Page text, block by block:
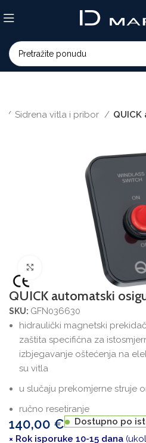
Sidrena vitla i pribor
Povećajte sliku
QUICK automatski
SKU: GFN036630
hidraulički magnetski
zaštita specifična za
izbjegavanje oštećenja na
su vitla
u slučaju prekomjerne struje
ručno resetiranje
140,00 €
Dostupno po
× Rok isporuke 10-15 dana